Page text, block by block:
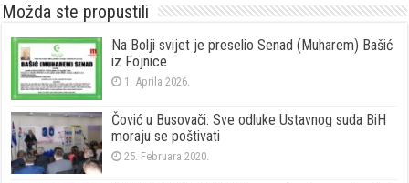
Možda ste propustili
Na Bolji svijet je preselio Senad (Muharem) Bašić
iz Fojnice
1. Aprila 2026.
Čović u Busovači: Sve odluke Ustavnog suda BiH
moraju se poštivati
25. Februara 2020.